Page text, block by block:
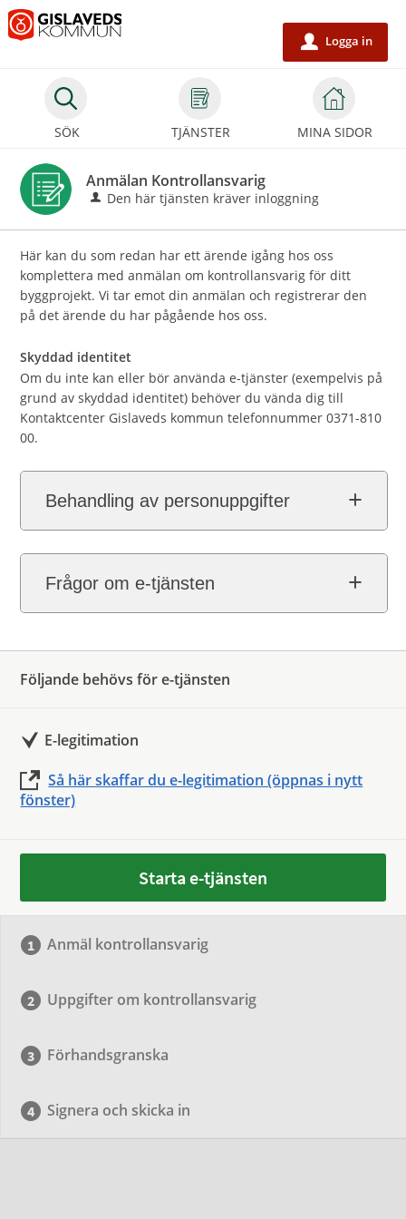
Välkommen
till
tjänster
Gislaveds
kommun
SÖK TJÄNSTER MINA SIDOR
u Logga in
Anmälan Kontrollansvarig
Den här tjänsten kräver inloggning
Här kan du som redan har ett ärende igång hos oss
komplettera med anmälan om kontrollansvarig för ditt
byggprojekt. Vi tar emot din anmälan och registrerar den
på det ärende du har pågående hos oss.
Skyddad identitet
Om du inte kan eller bör använda e-tjänster (exempelvis på
grund av skyddad identitet) behöver du vända dig till
Kontaktcenter Gislaveds kommun telefonnummer 0371-810
00.
Behandling av personuppgifter
Frågor om e-tjänsten
Följande behövs för e-tjänsten
E-legitimation
Så här skaffar du e-legitimation (öppnas i nytt
fönster)
Starta e-tjänsten
Anmäl kontrollansvarig
Uppgifter om kontrollansvarig
Förhandsgranska
Signera och skicka in